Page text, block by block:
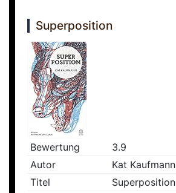
Superposition
Bewertung
3.9
Autor
Kat Kaufmann
Titel
Superposition